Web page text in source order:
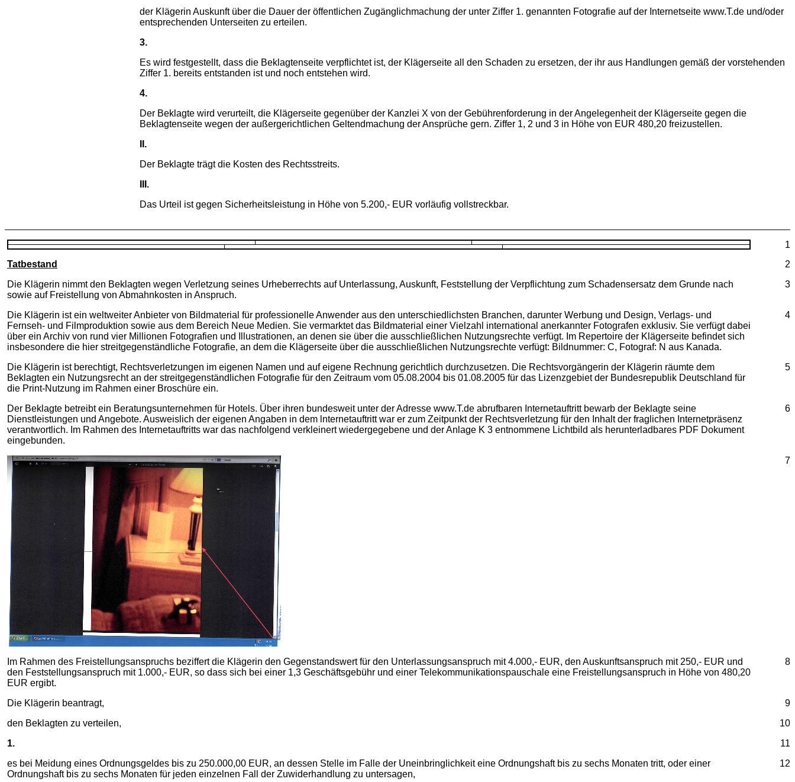
der Klägerin Auskunft über die Dauer der öffentlichen Zugänglichmachung der unter Ziffer 1. genannten Fotografie auf der Internetseite www.T.de und/oder
entsprechenden Unterseiten zu erteilen.
3.
Es wird festgestellt, dass die Beklagtenseite verpflichtet ist, der Klägerseite all den Schaden zu ersetzen, der ihr aus Handlungen gemäß der vorstehenden
Ziffer 1. bereits entstanden ist und noch entstehen wird.
4.
Der Beklagte wird verurteilt, die Klägerseite gegenüber der Kanzlei X von der Gebührenforderung in der Angelegenheit der Klägerseite gegen die
Beklagtenseite wegen der außergerichtlichen Geltendmachung der Ansprüche gern. Ziffer 1, 2 und 3 in Höhe von EUR 480,20 freizustellen.
II.
Der Beklagte trägt die Kosten des Rechtsstreits.
III.
Das Urteil ist gegen Sicherheitsleistung in Höhe von 5.200,- EUR vorläufig vollstreckbar.
1
2
Tatbestand
3
Die Klägerin nimmt den Beklagten wegen Verletzung seines Urheberrechts auf Unterlassung, Auskunft, Feststellung der Verpflichtung zum Schadensersatz dem Grunde nach
sowie auf Freistellung von Abmahnkosten in Anspruch.
4
Die Klägerin ist ein weltweiter Anbieter von Bildmaterial für professionelle Anwender aus den unterschiedlichsten Branchen, darunter Werbung und Design, Verlags- und
Fernseh- und Filmproduktion sowie aus dem Bereich Neue Medien. Sie vermarktet das Bildmaterial einer Vielzahl international anerkannter Fotografen exklusiv. Sie verfügt dabei
über ein Archiv von rund vier Millionen Fotografien und Illustrationen, an denen sie über die ausschließlichen Nutzungsrechte verfügt. Im Repertoire der Klägerseite befindet sich
insbesondere die hier streitgegenständliche Fotografie, an dem die Klägerseite über die ausschließlichen Nutzungsrechte verfügt: Bildnummer: C, Fotograf: N aus Kanada.
5
Die Klägerin ist berechtigt, Rechtsverletzungen im eigenen Namen und auf eigene Rechnung gerichtlich durchzusetzen. Die Rechtsvorgängerin der Klägerin räumte dem
Beklagten ein Nutzungsrecht an der streitgegenständlichen Fotografie für den Zeitraum vom 05.08.2004 bis 01.08.2005 für das Lizenzgebiet der Bundesrepublik Deutschland für
die Print-Nutzung im Rahmen einer Broschüre ein.
6
Der Beklagte betreibt ein Beratungsunternehmen für Hotels. Über ihren bundesweit unter der Adresse www.T.de abrufbaren Internetauftritt bewarb der Beklagte seine
Dienstleistungen und Angebote. Ausweislich der eigenen Angaben in dem lnternetauftritt war er zum Zeitpunkt der Rechtsverletzung für den Inhalt der fraglichen Internetpräsenz
verantwortlich. Im Rahmen des Internetauftritts war das nachfolgend verkleinert wiedergegebene und der Anlage K 3 entnommene Lichtbild als herunterladbares PDF Dokument
eingebunden.
7
8
Im Rahmen des Freistellungsanspruchs beziffert die Klägerin den Gegenstandswert für den Unterlassungsanspruch mit 4.000,- EUR, den Auskunftsanspruch mit 250,- EUR und
den Feststellungsanspruch mit 1.000,- EUR, so dass sich bei einer 1,3 Geschäftsgebühr und einer Telekommunikationspauschale eine Freistellungsanspruch in Höhe von 480,20
EUR ergibt.
9
Die Klägerin beantragt,
10
den Beklagten zu verteilen,
11
1.
12
es bei Meidung eines Ordnungsgeldes bis zu 250.000,00 EUR, an dessen Stelle im Falle der Uneinbringlichkeit eine Ordnungshaft bis zu sechs Monaten tritt, oder einer
Ordnungshaft bis zu sechs Monaten für jeden einzelnen Fall der Zuwiderhandlung zu untersagen,